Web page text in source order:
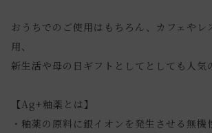
おうちでのご使用はもちろん、カフェやレ
用、
新生活や母の日ギフトとしてとしても人気
【Ag+釉薬とは】
・釉薬の原料に銀イオンを発生させる無機